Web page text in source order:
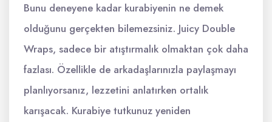
Bunu deneyene kadar kurabiyenin ne demek
olduğunu gerçekten bilemezsiniz. Juicy Double
Wraps, sadece bir atıştırmalık olmaktan çok daha
fazlası. Özellikle de arkadaşlarınızla paylaşmayı
planlıyorsanız, lezzetini anlatırken ortalık
karışacak. Kurabiye tutkunuz yeniden